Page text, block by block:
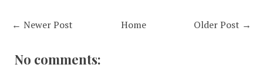
← Newer Post Older Post →
Home
No comments: